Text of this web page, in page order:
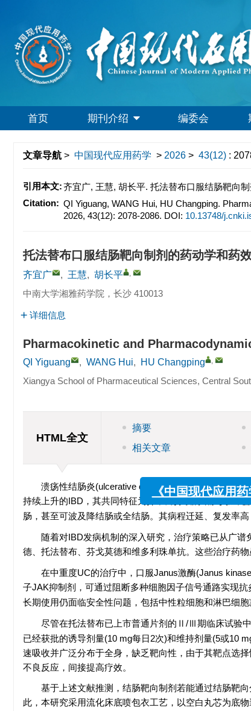
首页 期刊介绍 编委会
文章导航 > 中国现代应用药学 > 2026 > 43(12) :
引用本文:齐宜广, 王慧, 胡长平. 托法替布口服结肠靶向
Citation: QI Yiguang, WANG Hui, HU Changping.
2026, 43(12): 2078-2086. DOI: 10.13748/
托法替布口服结肠靶向制剂的药动学和药
齐宜广 , 王慧, 胡长平 ,
中南大学湘雅药学院，长沙 410013
详细信息
Pharmacokinetic and
QI Yiguang , WANG Hui, HU Changping ,
Xiangya School of Pharmaceutical Sciences, Central
HTML全文
摘要
相关文章
溃疡性结肠炎(ulcerative colitis，UC)是炎症性肠病
持续上升的IBD，其共同特征为异常而持续的结肠炎症免
肠，甚至可波及降结肠或全结肠。其病程迁延、复发率
随着对IBD发病机制的深入研究，治疗策略已从广
德、托法替布、芬戈莫德和维多利珠单抗。这些治疗药
在中重度UC的治疗中，口服Janus激酶(Janus
子JAK抑制剂，可通过阻断多种细胞因子信号通路实现抗
长期使用仍面临安全性问题，包括中性粒细胞和淋巴细
尽管在托法替布已上市普通片剂的Ⅱ/Ⅲ期临床试验
已经获批的诱导剂量(10 mg每日2次)和维持剂量(5或10
速吸收并广泛分布于全身，缺乏靶向性，由于其靶点选
不良反应，间接提高疗效。
基于上述文献推测，结肠靶向制剂若能通过结肠靶
此，本研究采用流化床底喷包衣工艺，以空白丸芯为底
《中国现代